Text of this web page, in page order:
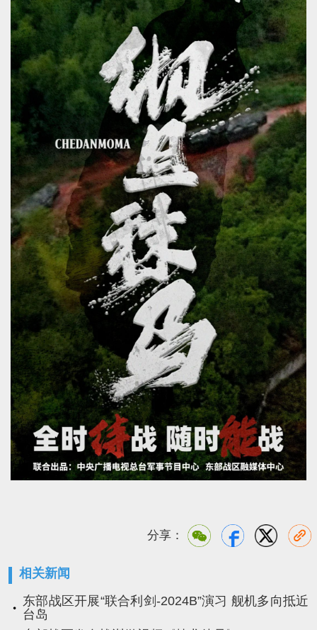
分享：
相关新闻
东部战区开展“联合利剑-2024B”演习 舰机多向抵近
台岛